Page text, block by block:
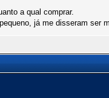
a qual comprar.
já me disseram ser